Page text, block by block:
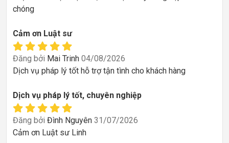
chóng
Cảm ơn Luật sư
Đăng bởi Mai Trinh 04/08/2026
Dịch vụ pháp lý tốt hỗ trợ tận tình cho khách hàng
Dịch vụ pháp lý tốt, chuyên nghiệp
Đăng bởi Đình Nguyên 31/07/2026
Cảm ơn Luật sư Linh